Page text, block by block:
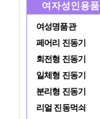
여자성인용품
여성명품관
페어리 진동기
회전형 진동기
일체형 진동기
분리형 진동기
리얼 진동먹쇠